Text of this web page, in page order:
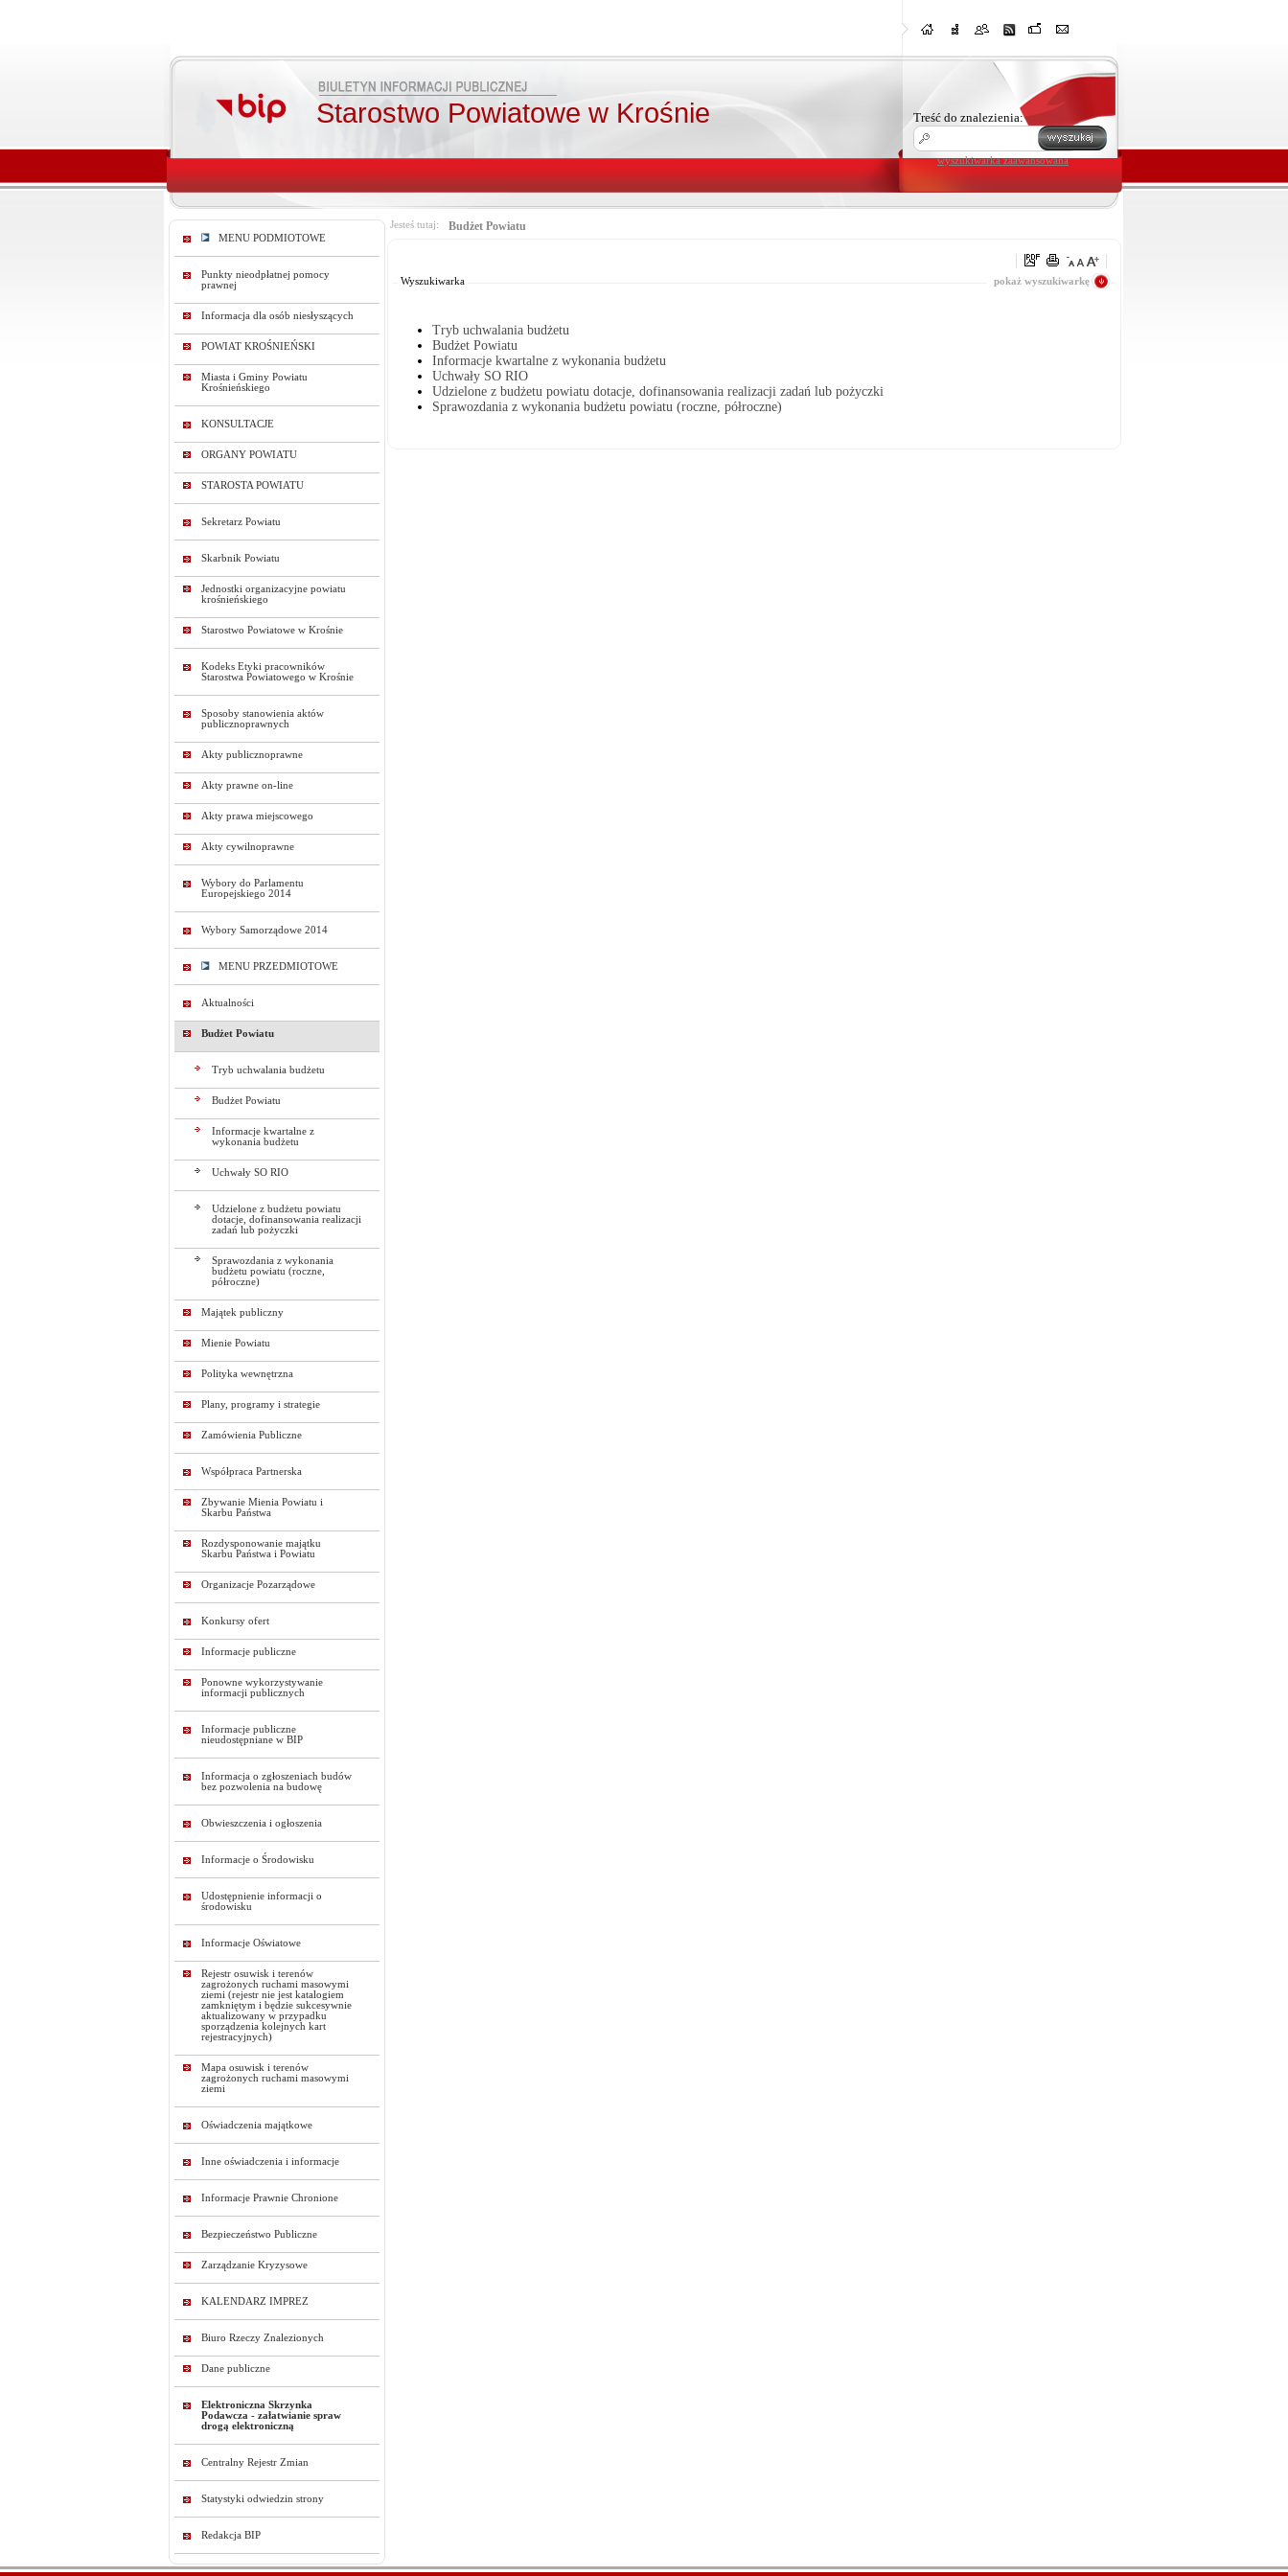
Starostwo Powiatowe w Krośnie Treść do znalezienia:
wyszukiwarka zaawansowana
MENU PODMIOTOWE
Punkty nieodpłatnej pomocy
prawnej
Informacja dla osób niesłyszących
POWIAT KROŚNIEŃSKI
Miasta i Gminy Powiatu
Krośnieńskiego
KONSULTACJE
ORGANY POWIATU
STAROSTA POWIATU
Sekretarz Powiatu
Skarbnik Powiatu
Jednostki organizacyjne powiatu
krośnieńskiego
Starostwo Powiatowe w Krośnie
Kodeks Etyki pracowników
Starostwa Powiatowego w Krośnie
Sposoby stanowienia aktów
publicznoprawnych
Akty publicznoprawne
Akty prawne on-line
Akty prawa miejscowego
Akty cywilnoprawne
Wybory do Parlamentu
Europejskiego 2014
Wybory Samorządowe 2014
MENU PRZEDMIOTOWE
Aktualności
Budżet Powiatu
Tryb uchwalania budżetu
Budżet Powiatu
Informacje kwartalne z
wykonania budżetu
Uchwały SO RIO
Udzielone z budżetu powiatu
dotacje, dofinansowania realizacji
zadań lub pożyczki
Sprawozdania z wykonania
budżetu powiatu (roczne,
półroczne)
Majątek publiczny
Mienie Powiatu
Polityka wewnętrzna
Plany, programy i strategie
Zamówienia Publiczne
Współpraca Partnerska
Zbywanie Mienia Powiatu i
Skarbu Państwa
Rozdysponowanie majątku
Skarbu Państwa i Powiatu
Organizacje Pozarządowe
Konkursy ofert
Informacje publiczne
Ponowne wykorzystywanie
informacji publicznych
Informacje publiczne
nieudostępniane w BIP
Informacja o zgłoszeniach budów
bez pozwolenia na budowę
Obwieszczenia i ogłoszenia
Informacje o Środowisku
Udostępnienie informacji o
środowisku
Informacje Oświatowe
Rejestr osuwisk i terenów
zagrożonych ruchami masowymi
ziemi (rejestr nie jest katalogiem
zamkniętym i będzie sukcesywnie
aktualizowany w przypadku
sporządzenia kolejnych kart
rejestracyjnych)
Mapa osuwisk i terenów
zagrożonych ruchami masowymi
ziemi
Oświadczenia majątkowe
Inne oświadczenia i informacje
Informacje Prawnie Chronione
Bezpieczeństwo Publiczne
Zarządzanie Kryzysowe
KALENDARZ IMPREZ
Biuro Rzeczy Znalezionych
Dane publiczne
Elektroniczna Skrzynka
Podawcza - załatwianie spraw
drogą elektroniczną
Centralny Rejestr Zmian
Statystyki odwiedzin strony
Redakcja BIP
Jesteś tutaj: Budżet Powiatu
Wyszukiwarka pokaż wyszukiwarkę
Tryb uchwalania budżetu
Budżet Powiatu
Informacje kwartalne z wykonania budżetu
Uchwały SO RIO
Udzielone z budżetu powiatu dotacje, dofinansowania realizacji zadań lub pożyczki
Sprawozdania z wykonania budżetu powiatu (roczne, półroczne)